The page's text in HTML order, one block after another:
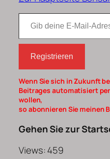
Gib deine E-Mail-Adresse ein
Registrieren
Wenn Sie sich in Zukunft
Beitrages automatisiert
wollen,
so abonnieren Sie meinen
Gehen Sie zur
Views: 459